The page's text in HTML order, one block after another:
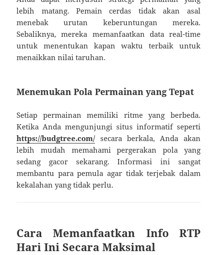
lebih matang. Pemain cerdas tidak akan asal
menebak urutan keberuntungan mereka.
Sebaliknya, mereka memanfaatkan data real-time
untuk menentukan kapan waktu terbaik untuk
menaikkan nilai taruhan.
Menemukan Pola Permainan yang Tepat
Setiap permainan memiliki ritme yang berbeda.
Ketika Anda mengunjungi situs informatif seperti
https://budgtree.com/secara berkala, Anda akan
lebih mudah memahami pergerakan pola yang
sedang gacor sekarang. Informasi ini sangat
membantu para pemula agar tidak terjebak dalam
kekalahan yang tidak perlu.
Cara Memanfaatkan Info RTP
Hari Ini Secara Maksimal